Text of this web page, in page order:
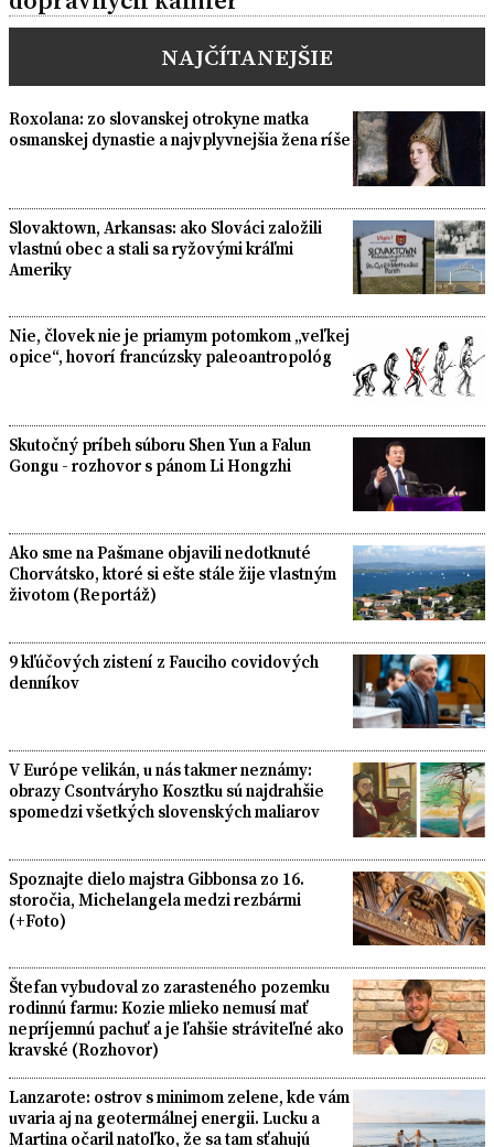
NAJČÍTANEJŠIE
Roxolana: zo slovanskej otrokyne matka
osmanskej dynastie a najvplyvnejšia žena ríše
Slovaktown, Arkansas: ako Slováci založili
vlastnú obec a stali sa ryžovými kráľmi
Ameriky
Nie, človek nie je priamym potomkom „veľkej
opice“, hovorí francúzsky paleoantropológ
Skutočný príbeh súboru Shen Yun a Falun
Gongu - rozhovor s pánom Li Hongzhi
Ako sme na Pašmane objavili nedotknuté
Chorvátsko, ktoré si ešte stále žije vlastným
životom (Reportáž)
9 kľúčových zistení z Fauciho covidových
denníkov
V Európe velikán, u nás takmer neznámy:
obrazy Csontváryho Kosztku sú najdrahšie
spomedzi všetkých slovenských maliarov
Spoznajte dielo majstra Gibbonsa zo 16.
storočia, Michelangela medzi rezbármi
(+Foto)
Štefan vybudoval zo zarasteného pozemku
rodinnú farmu: Kozie mlieko nemusí mať
nepríjemnú pachuť a je ľahšie stráviteľné ako
kravské (Rozhovor)
Lanzarote: ostrov s minimom zelene, kde vám
uvaria aj na geotermálnej energii. Lucku a
Martina očaril natoľko, že sa tam sťahujú